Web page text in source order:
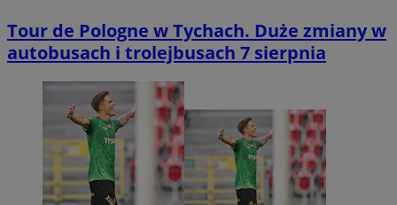
Tour de Pologne w Tychach. Duże zmiany w
autobusach i trolejbusach 7 sierpnia